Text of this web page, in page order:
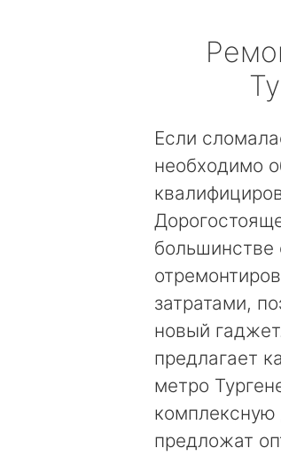
Если
необходимо
затратами,
новый
предлагает
метро
комплексную
предложат